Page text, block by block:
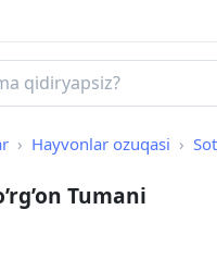
Hayvonlar ozuqasi
Tumani